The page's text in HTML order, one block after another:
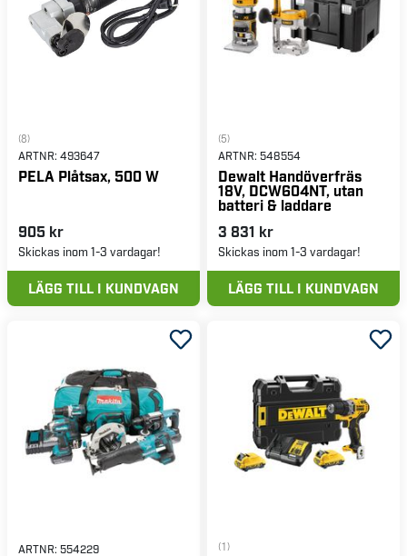
(8)
ARTNR: 493647
PELA Plåtsax, 500 W
905 kr
Skickas inom 1-3 vardagar!
LÄGG TILL I KUNDVAGN
(5)
ARTNR: 548554
Dewalt Handöverfräs
18V, DCW604NT, utan
batteri & laddare
3 831 kr
Skickas inom 1-3 vardagar!
LÄGG TILL I KUNDVAGN
ARTNR: 554229
(1)